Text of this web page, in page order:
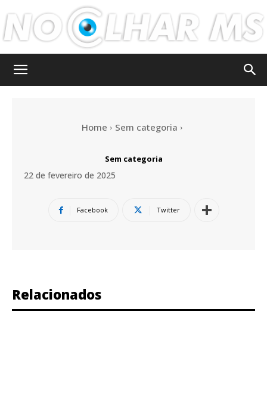
Olhar
Home Sem categoria
Sem categoria
22 de fevereiro de 2025
Facebook Twitter
Relacionados